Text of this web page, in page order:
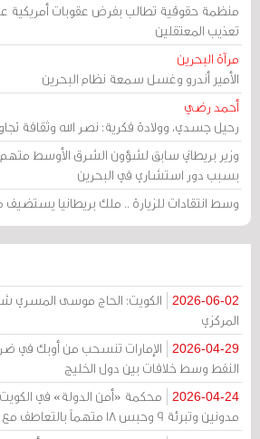
منظمة حقوقية تطالب بفرض عقوبات أمريكية
تعذيب المعتقلين
مرآة البحرين
الأمير أندرو وغسل سمعة نظام البحرين
أحمد رضي
رحيل جسدي، وولادة فكرية: نصر الله وثقافة
وزير بريطاني سابق لشؤون الشرق الأوسط
بسبب دور استشاري في البحرين
وسط انتقادات للزيارة .. ملك بريطانيا
2026-06-02
الكويت: الحاج موسى المسري
المركزي
2026-04-29
الإمارات تنسحب من أوبك في
النفط وسط خلافات بين دول الخليج
2026-04-24
مدونين وتبرئة 9 وحبس 18 متهماً بالتعاطف مع إيران